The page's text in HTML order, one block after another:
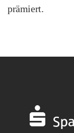
prämiert.